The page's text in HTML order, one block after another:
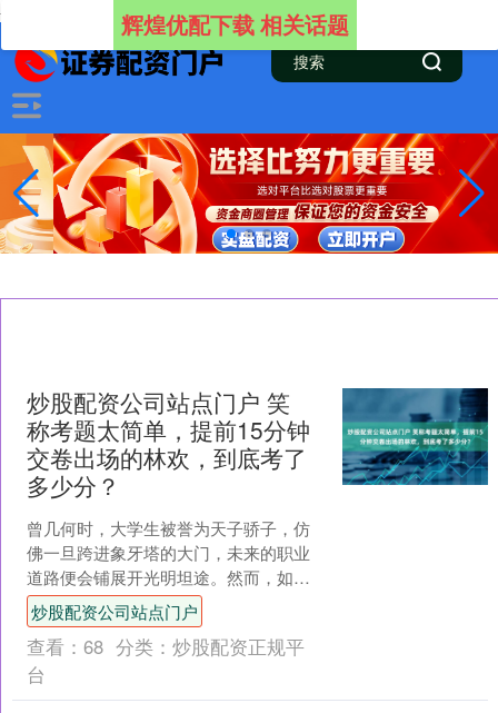
--> 辉煌优配下载 相关话题
炒股配资公司站点门户 笑
称考题太简单，提前15分钟
交卷出场的林欢，到底考了
多少分？
曾几何时，大学生被誉为天子骄子，仿
佛一旦跨进象牙塔的大门，未来的职业
道路便会铺展开光明坦途。然而，如今
的局面已大不相同，每年都有数百万高
校毕业生踏入社会，带来的....
炒股配资公司站点门户
查看： 68 分类： 炒股配资正规平
台